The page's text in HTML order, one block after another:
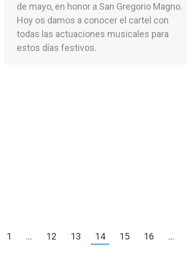
de mayo, en honor a San Gregorio Magno.
Hoy os damos a conocer el cartel con
todas las actuaciones musicales para
estos días festivos.
1 … 12 13 14 15 16 …